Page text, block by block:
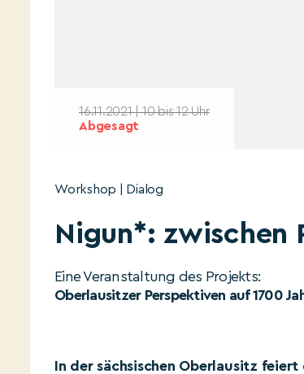
16.11.2021 | 10 bis 12 Uhr
Abgesagt
Workshop | Dialog
Nigun*: zwischen
Eine Veranstaltung des Projekts:
Oberlausitzer Perspektiven auf 1700
In der sächsischen Oberlausitz